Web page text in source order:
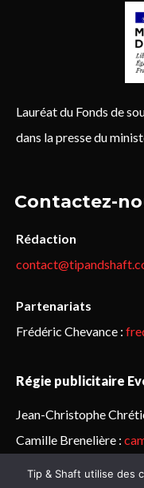
Lauréat du Fonds de
dans la presse du
Contactez-
Rédaction
Partenariats
Frédéric Chevance :
Régie publicitaire
Jean-Christophe
Camille Brenelière :
© Sailorz 2015-2025.
Tip & Shaft utilise des